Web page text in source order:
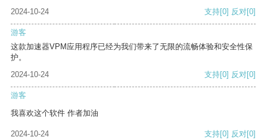
2024-10-24
支持[0] 反对[0]
游客
这款加速器VPM应用程序已经为我们带来了无限的流畅体验和安全性保
护。
2024-10-24
支持[0] 反对[0]
游客
我喜欢这个软件 作者加油
2024-10-24 支持[0] 反对[0]